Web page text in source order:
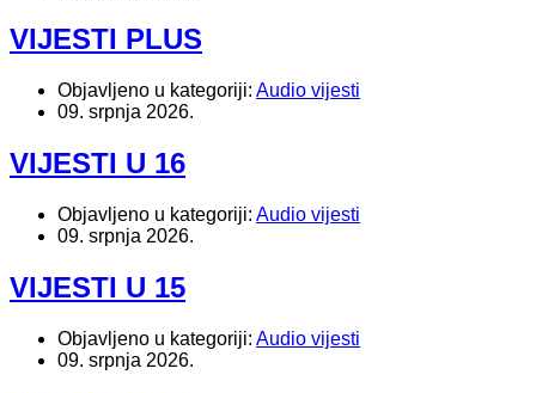
VIJESTI PLUS
Objavljeno u kategoriji: Audio vijesti
09. srpnja 2026.
VIJESTI U 16
Objavljeno u kategoriji: Audio vijesti
09. srpnja 2026.
VIJESTI U 15
Objavljeno u kategoriji: Audio vijesti
09. srpnja 2026.